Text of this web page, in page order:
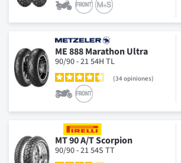
ME 888 Marathon Ultra
90/90 - 21 54H TL
34opiniones
MT 90 A/T Scorpion
90/90 - 21 54S TT